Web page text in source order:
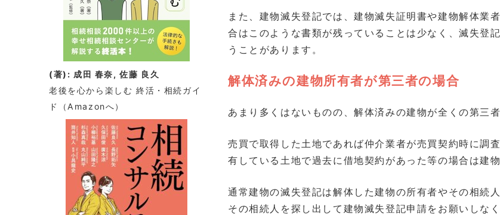
また、建物滅失登記では、建物滅失証明書や建物解体業
合はこのような書類が残っていることは少なく、滅失登
うことがあります。
解体済みの建物所有者が第三者の場合
あまり多くはないものの、解体済みの建物が全くの第三
売買で取得した土地であれば仲介業者が売買契約時に調
有している土地で過去に借地契約があった等の場合は建
通常建物の滅失登記は解体した建物の所有者やその相続
その相続人を探し出して建物滅失登記申請をお願いしな
(著): 成田 春奈, 佐藤 良久
老後を心から楽しむ 終活・相続ガイ
ド
（Amazonへ）